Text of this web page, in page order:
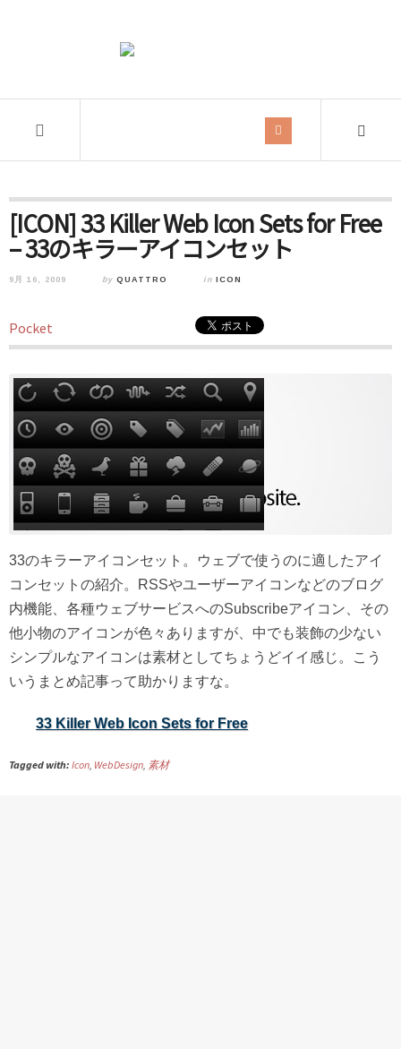
[ICON] 33 Killer Web Icon Sets for Free
– 33のキラーアイコンセット
9月 16, 2009 by QUATTRO in ICON
Pocket
33のキラーアイコンセット。ウェブで使うのに適したアイ
コンセットの紹介。RSSやユーザーアイコンなどのブログ
内機能、各種ウェブサービスへのSubscribeアイコン、その
他小物のアイコンが色々ありますが、中でも装飾の少ない
シンプルなアイコンは素材としてちょうどイイ感じ。こう
いうまとめ記事って助かりますな。
33 Killer Web Icon Sets for Free
Tagged with: Icon, WebDesign, 素材